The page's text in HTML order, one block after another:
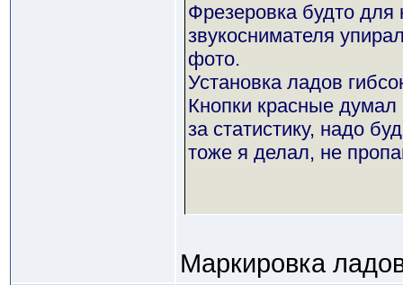
Фрезеровка будто для
звукоснимателя
фото.
Установка ладов
Кнопки красные
за статистику, надо
тоже я делал, не
Маркировка